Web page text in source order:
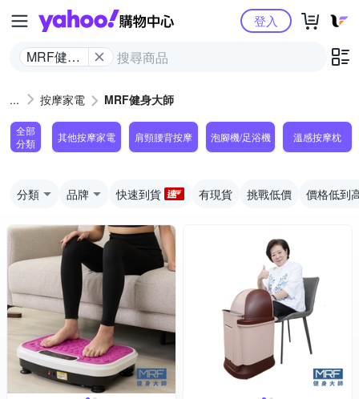
Yahoo購物中心
MRF健身
登入
按摩家電 MRF健身大師
全部
分類
其他按摩家電 肩頸腰背按摩 泡腳機/足浴機 溫感按摩枕
分類 品牌 快速到貨 有現貨 挑戰低價 價格低到